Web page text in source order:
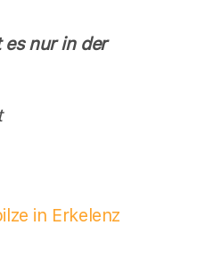
es nur in der
in Erkelenz